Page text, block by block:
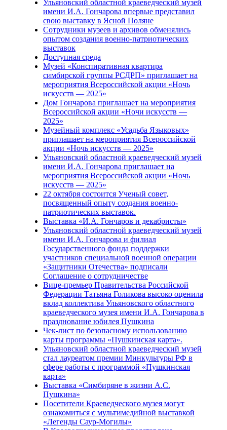
Ульяновский областной краеведческий музей
имени И.А. Гончарова впервые представил
свою выставку в Ясной Поляне
Сотрудники музеев и архивов обменялись
опытом создания военно-патриотических
выставок
Доступная среда
Музей «Конспиративная квартира
симбирской группы РСДРП» приглашает на
мероприятия Всероссийской акции «Ночь
искусств — 2025»
Дом Гончарова приглашает на мероприятия
Всероссийской акции «Ночи искусств —
2025»
Музейный комплекс «Усадьба Языковых»
приглашает на мероприятия Всероссийской
акции «Ночь искусств — 2025»
Ульяновский областной краеведческий музей
имени И.А. Гончарова приглашает на
мероприятия Всероссийской акции «Ночь
искусств — 2025»
22 октября состоится Ученый совет,
посвященный опыту создания военно-
патриотических выставок.
Выставка «И.А. Гончаров и декабристы»
Ульяновский областной краеведческий музей
имени И.А. Гончарова и филиал
Государственного фонда поддержки
участников специальной военной операции
«Защитники Отечества» подписали
Соглашение о сотрудничестве
Вице-премьер Правительства Российской
Федерации Татьяна Голикова высоко оценила
вклад коллектива Ульяновского областного
краеведческого музея имени И.А. Гончарова в
празднование юбилея Пушкина
Чек-лист по безопасному использованию
карты программы «Пушкинская карта».
Ульяновский областной краеведческий музей
стал лауреатом премии Минкультуры РФ в
сфере работы с программой «Пушкинская
карта»
Выставка «Симбиряне в жизни А.С.
Пушкина»
Посетители Краеведческого музея могут
ознакомиться с мультимедийной выставкой
«Легенды Саур-Могилы»